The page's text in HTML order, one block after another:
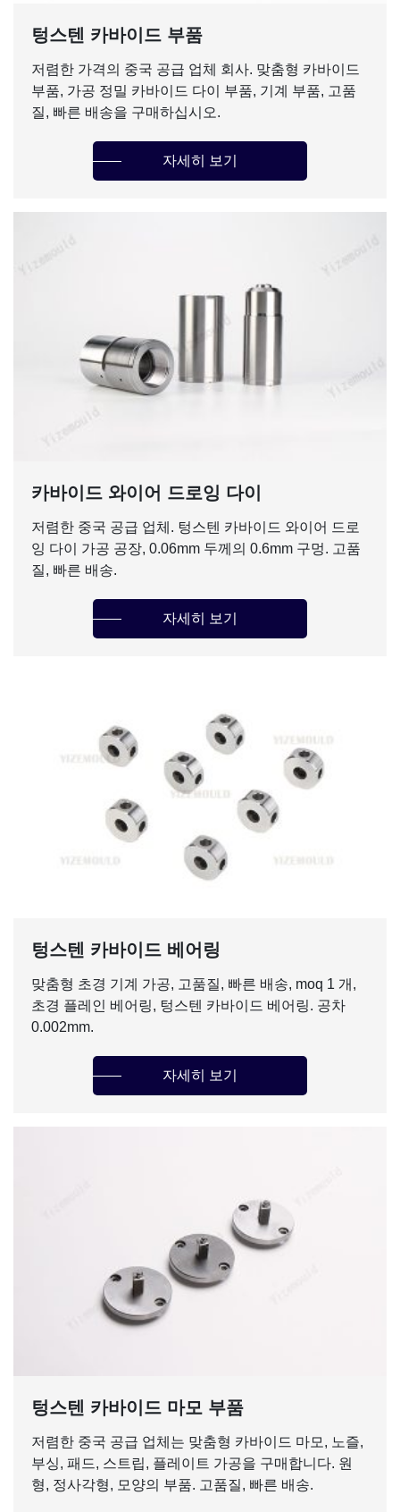
텅스텐 카바이드 부품
저렴한 가격의 중국 공급 업체 회사. 맞춤형 카바이드
부품, 가공 정밀 카바이드 다이 부품, 기계 부품, 고품
질, 빠른 배송을 구매하십시오.
자세히 보기
카바이드 와이어 드로잉 다이
저렴한 중국 공급 업체. 텅스텐 카바이드 와이어 드로
잉 다이 가공 공장, 0.06mm 두께의 0.6mm 구멍. 고품
질, 빠른 배송.
자세히 보기
텅스텐 카바이드 베어링
맞춤형 초경 기계 가공, 고품질, 빠른 배송, moq 1 개,
초경 플레인 베어링, 텅스텐 카바이드 베어링. 공차
0.002mm.
자세히 보기
텅스텐 카바이드 마모 부품
저렴한 중국 공급 업체는 맞춤형 카바이드 마모, 노즐,
부싱, 패드, 스트립, 플레이트 가공을 구매합니다. 원
형, 정사각형, 모양의 부품. 고품질, 빠른 배송.